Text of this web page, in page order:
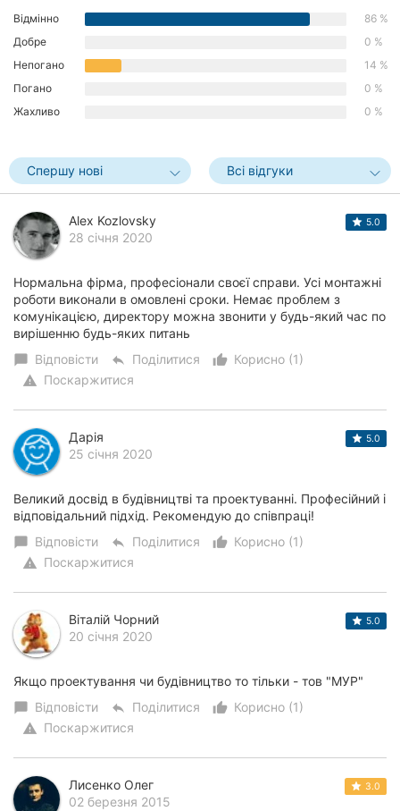
Миколаїв
Полтава
Черкаси
Чернівці
Суми
Івано-
Франківськ
Луцьк
Ужгород
Відмінно
86 %
Добре
0 %
Непогано
14 %
Погано
0 %
Жахливо
0 %
Спершу нові Всі відгуки
Alex Kozlovsky
28 січня 2020
5.0
Нормальна фірма, професіонали своєї справи. Усі монтажні
роботи виконали в омовлені сроки. Немає проблем з
комунікацією, директору можна звонити у будь-який час по
вирішенню будь-яких питань
chat_bubble Відповісти reply Поділитися thumb_up_alt
Корисно (1)
warning Поскаржитися
Дарія
25 січня 2020
5.0
Великий досвід в будівництві та проектуванні. Професійний і
відповідальний підхід. Рекомендую до співпраці!
chat_bubble Відповісти reply Поділитися thumb_up_alt
Корисно (1)
warning Поскаржитися
Віталій Чорний
20 січня 2020
5.0
Якщо проектування чи будівництво то тільки - тов "МУР"
chat_bubble Відповісти reply Поділитися thumb_up_alt
Корисно (1)
warning Поскаржитися
Лисенко Олег
02 березня 2015
3.0